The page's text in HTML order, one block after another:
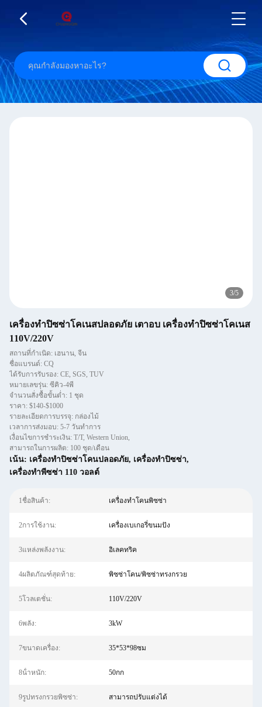
3/5
เครื่องทําปิซซ่าโคเนสปลอดภัย เตาอบ เครื่องทําปิซซ่าโคเนส
110V/220V
สถานที่กำเนิด: เฮนาน, จีน
ชื่อแบรนด์: CQ
ได้รับการรับรอง: CE, SGS, TUV
หมายเลขรุ่น: ซีคิว-4พี
จำนวนสั่งซื้อขั้นต่ำ: 1 ชุด
ราคา: $140-$1000
รายละเอียดการบรรจุ: กล่องไม้
เวลาการส่งมอบ: 5-7 วันทําการ
เงื่อนไขการชำระเงิน: T/T, Western Union,
สามารถในการผลิต: 100 ชุด/เดือน
เน้น: เครื่องทําปิซซ่าโคนปลอดภัย, เครื่องทําปิซซ่า,
เครื่องทําพีซซ่า 110 วอลต์
1ชื่อสินค้า: เครื่องทำโคนพิซซ่า
2การใช้งาน: เครื่องเบเกอรี่ขนมปัง
3แหล่งพลังงาน: อิเลคทริค
4ผลิตภัณฑ์สุดท้าย: พิซซ่าโคน/พิซซ่าทรงกรวย
5โวลเตชั่น: 110V/220V
6พลัง: 3kW
7ขนาดเครื่อง: 35*53*98ซม
8น้ําหนัก: 50กก
9รูปทรงกรวยพิซซ่า: สามารถปรับแต่งได้